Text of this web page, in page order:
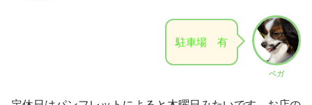
ベガ
駐車場 有